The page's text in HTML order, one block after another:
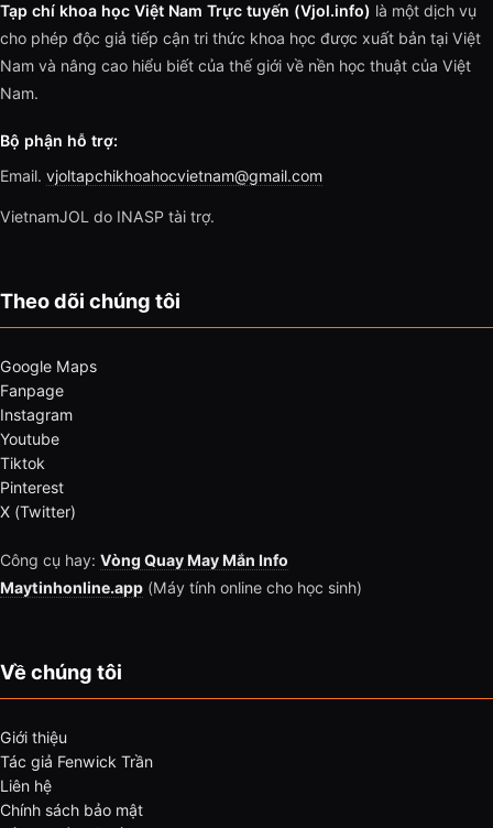
Tạp chí khoa học Việt Nam Trực tuyến (Vjol.info) là một dịch vụ
cho phép độc giả tiếp cận tri thức khoa học được xuất bản tại Việt
Nam và nâng cao hiểu biết của thế giới về nền học thuật của Việt
Nam.
Bộ phận hỗ trợ:
Email. vjoltapchikhoahocvietnam@gmail.com
VietnamJOL do INASP tài trợ.
Theo dõi chúng tôi
Google Maps
Fanpage
Instagram
Youtube
Tiktok
Pinterest
X (Twitter)
Công cụ hay: Vòng Quay May Mắn Info
Maytinhonline.app (Máy tính online cho học sinh)
Về chúng tôi
Giới thiệu
Tác giả Fenwick Trần
Liên hệ
Chính sách bảo mật